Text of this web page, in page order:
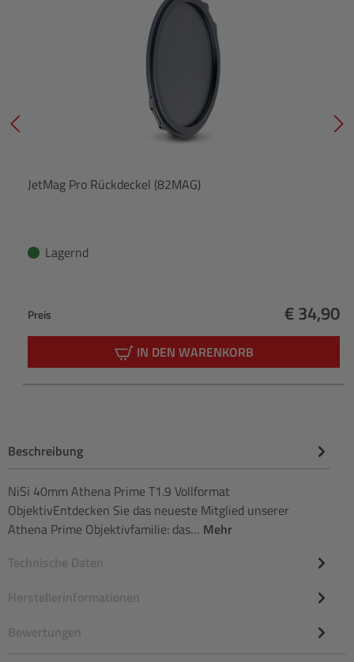
JetMag Pro Rückdeckel (82MAG)
Lagernd
Preis € 34,90
IN DEN WARENKORB
Beschreibung
NiSi 40mm Athena Prime T1.9 Vollformat
ObjektivEntdecken Sie das neueste Mitglied unserer
Athena Prime Objektivfamilie: das… Mehr
Technische Daten
Herstellerinformationen
Bewertungen